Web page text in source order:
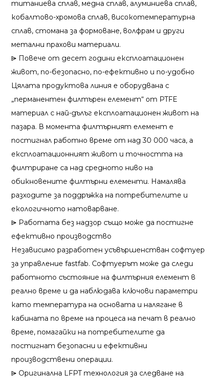
титаниева сплав, медна сплав, алуминиева сплав,
кобалтово-хромова сплав, високотемпературна
сплав, стомана за формоване, волфрам и други
метални прахови материали.
⩥ Повече от десет години експлоатационен
живот, по-безопасно, по-ефективно и по-удобно
Цялата продуктова линия е оборудвана с
„перманентен филтърен елемент“ от PTFE
материал с най-дълъг експлоатационен живот на
пазара. В момента филтърният елемент е
постигнал работно време от над 30 000 часа, а
експлоатационният живот и точността на
филтриране са над средното ниво на
обикновените филтърни елементи. Намалява
разходите за поддръжка на потребителите и
екологичното натоварване.
⩥ Работата без надзор също може да постигне
ефективно производство
Независимо разработен усъвършенстван софтуер
за управление fastfab. Софтуерът може да следи
работното състояние на филтърния елемент в
реално време и да наблюдава ключови параметри
като температура на основата и налягане в
кабината по време на процеса на печат в реално
време, помагайки на потребителите да
постигнат безопасни и ефективни
производствени операции.
⩥ Оригинална LFPT технология за следване на